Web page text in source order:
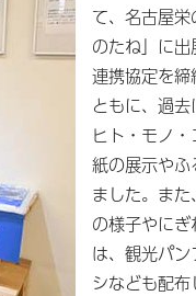
て、名古屋
のたね」に
連携協定を
ともに、過
ヒト・モノ
紙の展示やふ
ました。ま
の様子やに
は、観光パ
シなども配